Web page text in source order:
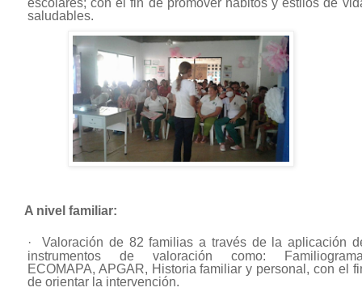
saludables.
A nivel familiar:
·
Valoración de 82 familias a través de la aplicación
instrumentos de valoración como:
ECOMAPA, APGAR, Historia familiar y personal, con el
de orientar la intervención.